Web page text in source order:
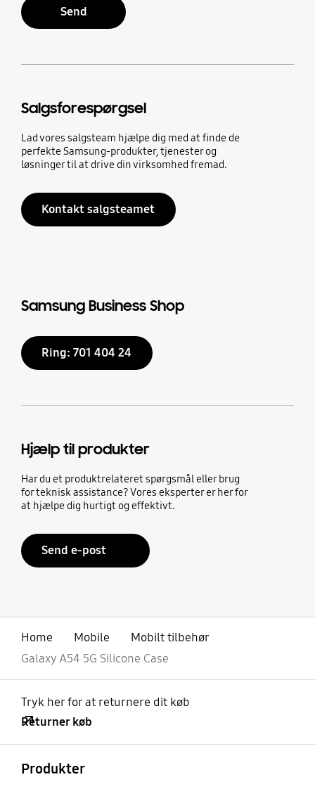
Send
Salgsforespørgsel
Lad vores salgsteam hjælpe dig med at finde de
perfekte Samsung-produkter, tjenester og
løsninger til at drive din virksomhed fremad.
Kontakt salgsteamet
Samsung Business Shop
Ring: 701 404 24
Hjælp til produkter
Har du et produktrelateret spørgsmål eller brug
for teknisk assistance? Vores eksperter er her for
at hjælpe dig hurtigt og effektivt.
Send e-post
Home Mobile
Mobilt tilbehør
Galaxy A54 5G Silicone Case
Tryk her for at returnere dit køb
Returner køb
Produkter